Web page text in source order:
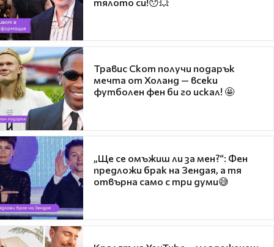
Травис Скот получи подарък
мечта от Холанд — всеки
футболен фен би го искал! 🤩
„Ще се омъжиш ли за мен?“: Фен
предложи брак на Зендая, а тя
отвърна само с три думи😅